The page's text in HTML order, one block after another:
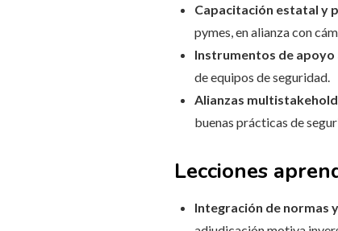
Capacitación estatal y
pymes, en alianza con
Instrumentos de apoyo
de equipos de seguridad.
Alianzas
buenas prácticas de
Lecciones
Integración de normas